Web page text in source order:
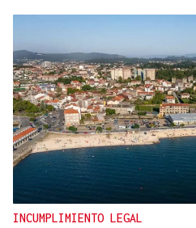
INCUMPLIMIENTO LEGAL